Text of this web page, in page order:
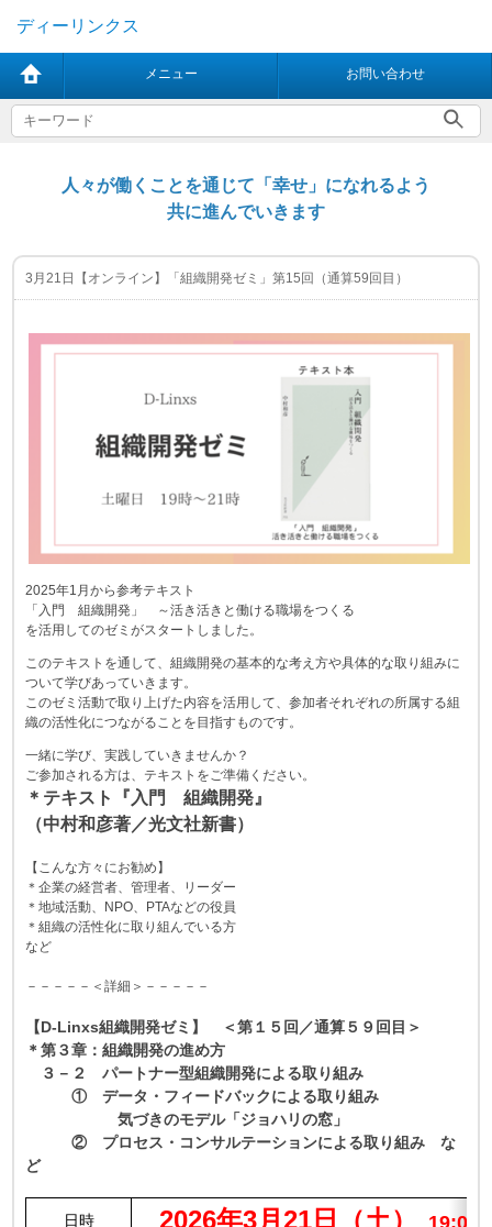
ディーリンクス
メニュー お問い合わせ
人々が働くことを通じて「幸せ」になれるよう
共に進んでいきます
3月21日【オンライン】「組織開発ゼミ」第15回（通算59回目）
2025年1月から参考テキスト
「入門 組織開発」 ～活き活きと働ける職場をつくる
を活用してのゼミがスタートしました。
このテキストを通して、組織開発の基本的な考え方や具体的な取り組みに
ついて学びあっていきます。
このゼミ活動で取り上げた内容を活用して、参加者それぞれの所属する組
織の活性化につながることを目指すものです。
一緒に学び、実践していきませんか？
ご参加される方は、テキストをご準備ください。
＊テキスト『入門 組織開発』
（中村和彦著／光文社新書）
【こんな方々にお勧め】
＊企業の経営者、管理者、リーダー
＊地域活動、NPO、PTAなどの役員
＊組織の活性化に取り組んでいる方
など
－－－－－＜詳細＞－－－－－
【D-Linxs組織開発ゼミ】 ＜第１５回／通算５９回目＞
＊第３章：組織開発の進め方
３－２ パートナー型組織開発による取り組み
① データ・フィードバックによる取り組み
気づきのモデル「ジョハリの窓」
② プロセス・コンサルテーションによる取り組み な
ど
日時 2026年3月21日（土）